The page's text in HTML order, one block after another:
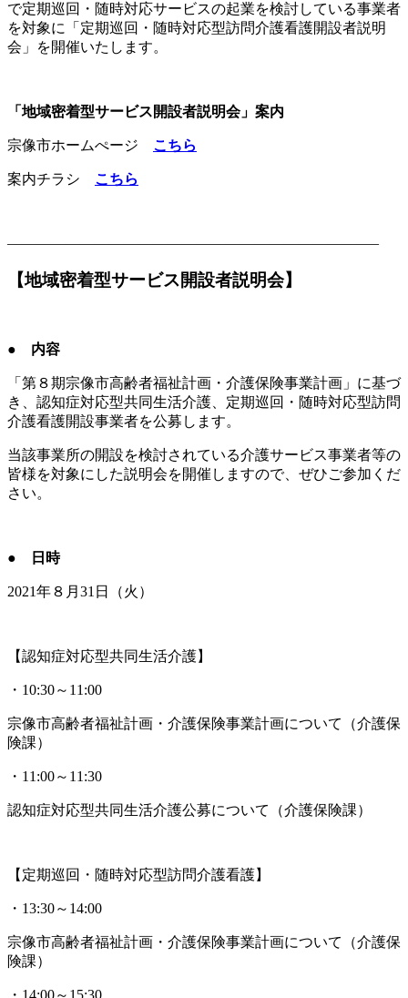
で定期巡回・随時対応サービスの起業を検討している事業者
を対象に「定期巡回・随時対応型訪問介護看護開設者説明
会」を開催いたします。
「地域密着型サービス開設者説明会」案内
宗像市ホームぺージ こちら
案内チラシ こちら
—————————————————————————–
【地域密着型サービス開設者説明会】
● 内容
「第８期宗像市高齢者福祉計画・介護保険事業計画」に基づ
き、認知症対応型共同生活介護、定期巡回・随時対応型訪問
介護看護開設事業者を公募します。
当該事業所の開設を検討されている介護サービス事業者等の
皆様を対象にした説明会を開催しますので、ぜひご参加くだ
さい。
● 日時
2021年８月31日（火）
【認知症対応型共同生活介護】
・10:30～11:00
宗像市高齢者福祉計画・介護保険事業計画について（介護保
険課）
・11:00～11:30
認知症対応型共同生活介護公募について（介護保険課）
【定期巡回・随時対応型訪問介護看護】
・13:30～14:00
宗像市高齢者福祉計画・介護保険事業計画について（介護保
険課）
・14:00～15:30